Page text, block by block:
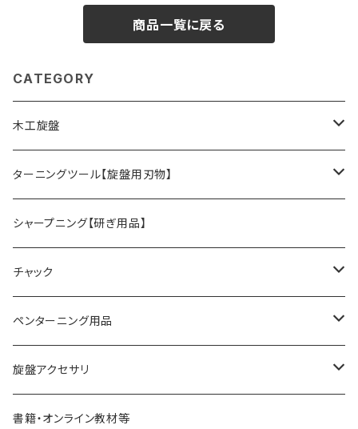
商品一覧に戻る
CATEGORY
木工旋盤
旋盤オプションパーツ
ターニングツール【旋盤用刃物】
HSSツール
ACUTUS
NaCT
替刃式ツール
リングツール
コアリングツール
ホローイングツール
シャープニング【研ぎ用品】
チャック
4爪スクロールチャック
真空チャッキング用品
ペンターニング用品
ペン金具キット
ペンメイキングツール
旋盤アクセサリ
センター類
書籍・オンライン教材等